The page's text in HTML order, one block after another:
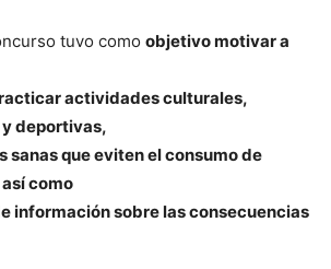
tuvo como objetivo motivar a
actividades culturales,
deportivas,
sanas que eviten el consumo de
como
información sobre las consecuencias